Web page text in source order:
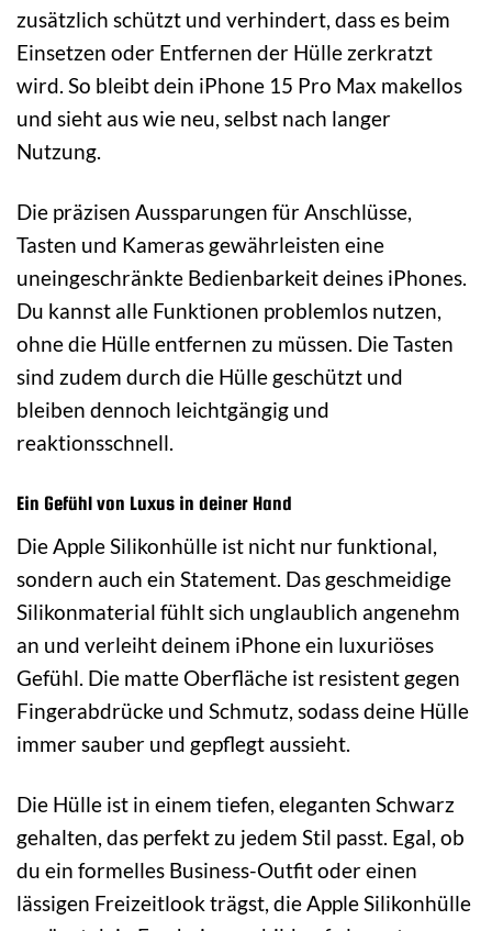
zusätzlich schützt und verhindert, dass es beim
Einsetzen oder Entfernen der Hülle zerkratzt
wird. So bleibt dein iPhone 15 Pro Max makellos
und sieht aus wie neu, selbst nach langer
Nutzung.
Die präzisen Aussparungen für Anschlüsse,
Tasten und Kameras gewährleisten eine
uneingeschränkte Bedienbarkeit deines iPhones.
Du kannst alle Funktionen problemlos nutzen,
ohne die Hülle entfernen zu müssen. Die Tasten
sind zudem durch die Hülle geschützt und
bleiben dennoch leichtgängig und
reaktionsschnell.
Ein Gefühl von Luxus in deiner Hand
Die Apple Silikonhülle ist nicht nur funktional,
sondern auch ein Statement. Das geschmeidige
Silikonmaterial fühlt sich unglaublich angenehm
an und verleiht deinem iPhone ein luxuriöses
Gefühl. Die matte Oberfläche ist resistent gegen
Fingerabdrücke und Schmutz, sodass deine Hülle
immer sauber und gepflegt aussieht.
Die Hülle ist in einem tiefen, eleganten Schwarz
gehalten, das perfekt zu jedem Stil passt. Egal, ob
du ein formelles Business-Outfit oder einen
lässigen Freizeitlook trägst, die Apple Silikonhülle